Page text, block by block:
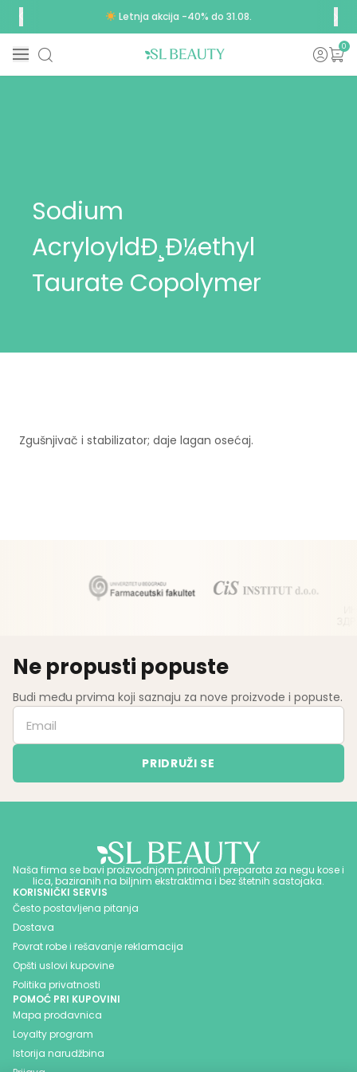
Letnja akcija -40% do 31.08.
0
Sodium
AcryloyldÐ¸Ð¼ethyl
Taurate Copolymer
Zgušnjivač i stabilizator; daje lagan osećaj.
Ne propusti popuste
Budi među prvima koji saznaju za nove proizvode i popuste.
Naša firma se bavi proizvodnjom prirodnih preparata za negu kose i
lica, baziranih na biljnim ekstraktima i bez štetnih sastojaka.
KORISNIČKI SERVIS
Često postavljena pitanja
Dostava
Povrat robe i rešavanje reklamacija
Opšti uslovi kupovine
Politika privatnosti
POMOĆ PRI KUPOVINI
Mapa prodavnica
Loyalty program
Istorija narudžbina